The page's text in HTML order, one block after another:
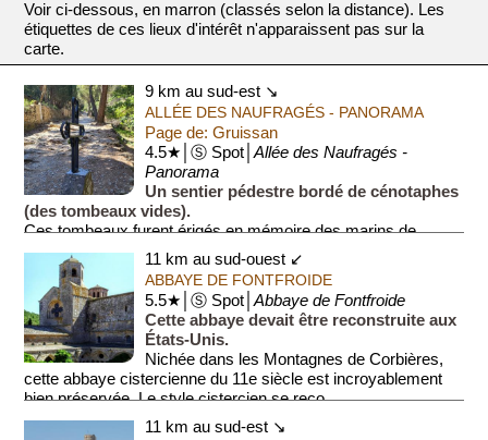
Voir ci-dessous, en marron (classés selon la distance). Les
étiquettes de ces lieux d'intérêt n'apparaissent pas sur la
carte.
9 km au sud-est ↘
ALLÉE DES NAUFRAGÉS - PANORAMA
Page de: Gruissan
4.5★│Ⓢ Spot│Allée des Naufragés -
Panorama
Un sentier pédestre bordé de cénotaphes
(des tombeaux vides).
Ces tombeaux furent érigés en mémoire des marins de
Gruissan disparus en mer. Unique au monde, le chemin
serpentant dans la garrigue ...
11 km au sud-ouest ↙
ABBAYE DE FONTFROIDE
5.5★│Ⓢ Spot│Abbaye de Fontfroide
Cette abbaye devait être reconstruite aux
États-Unis.
Nichée dans les Montagnes de Corbières,
cette abbaye cistercienne du 11e siècle est incroyablement
bien préservée. Le style cistercien se reco...
11 km au sud-est ↘